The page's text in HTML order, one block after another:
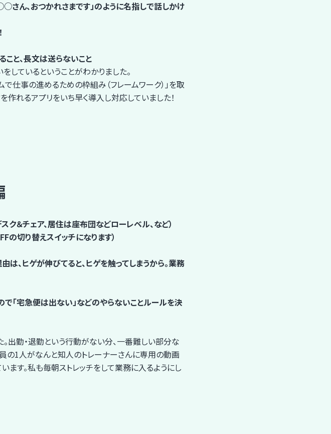
さん、おつかれさまです」のように名指しで話しかけ
と、長文は送らないこと
しているということがわかりました。
仕事の進めるための枠組み（フレームワーク）」を取
作れるアプリをいち早く導入し対応していました！
＆チェア、居住は座布団などローレベル、など）
切り替えスイッチになります）
、ヒゲが伸びてると、ヒゲを触ってしまうから。業務
「宅急便は出ない」などのやらないことルールを決
出勤・退勤という行動がない分、一番難しい部分な
の1人がなんと知人のトレーナーさんに専用の動画
ます。私も毎朝ストレッチをして業務に入るようにし